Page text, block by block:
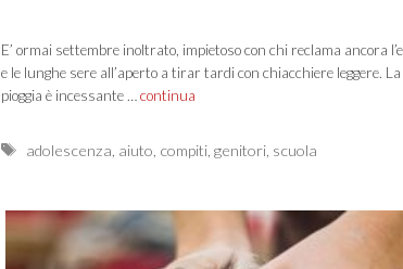
E’ ormai settembre inoltrato, impietoso con chi reclama ancora
e le lunghe sere all’aperto a tirar tardi con chiacchiere leggere. La
pioggia è incessante … continua
Tags
adolescenza aiuto compiti, genitori, scuola